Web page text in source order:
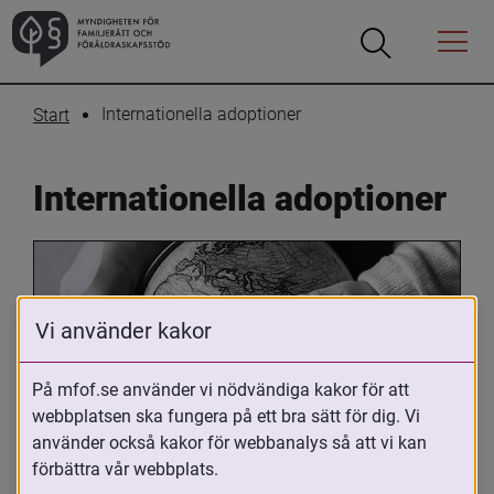
Öppna
Öppna
Menyn
Start Internationella adoptioner
Internationella adoptioner
Oavsett om du är adopterad,
adoptivförälder eller arbetar med
Vi använder kakor
På mfof.se använder vi nödvändiga kakor för att
webbplatsen ska fungera på ett bra sätt för dig. Vi
använder också kakor för webbanalys så att vi kan
förbättra vår webbplats.